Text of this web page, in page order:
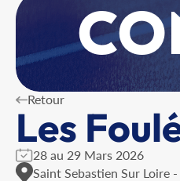
Retour
Les
28 au 29 Mars 2026
Saint Sebastien Sur Loire